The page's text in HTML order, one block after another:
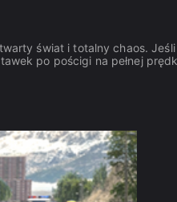
świat i totalny chaos.
po pościgi na pełnej